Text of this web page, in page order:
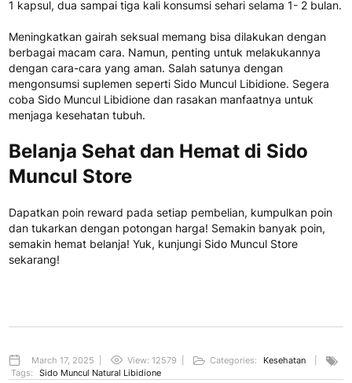
1 kapsul, dua sampai tiga kali konsumsi sehari selama 1- 2 bulan.
Meningkatkan gairah seksual memang bisa dilakukan dengan
berbagai macam cara. Namun, penting untuk melakukannya
dengan cara-cara yang aman. Salah satunya dengan
mengonsumsi suplemen seperti Sido Muncul Libidione. Segera
coba Sido Muncul Libidione dan rasakan manfaatnya untuk
menjaga kesehatan tubuh.
Belanja Sehat dan Hemat di Sido
Muncul Store
Dapatkan poin reward pada setiap pembelian, kumpulkan poin
dan tukarkan dengan potongan harga! Semakin banyak poin,
semakin hemat belanja! Yuk, kunjungi Sido Muncul Store
sekarang!
March 17, 2025 View: 12579 Categories: Kesehatan
Tags:
Sido Muncul Natural Libidione